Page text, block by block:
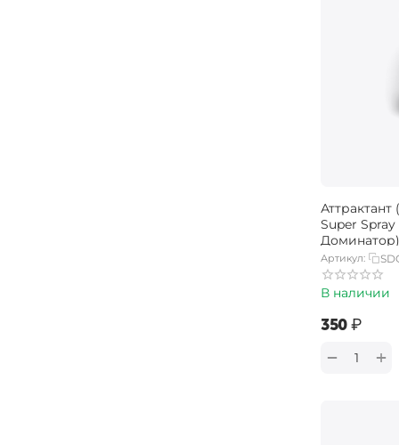
Аттрактант
Super
Артикул:
В наличии
‍350‍₽
+
−